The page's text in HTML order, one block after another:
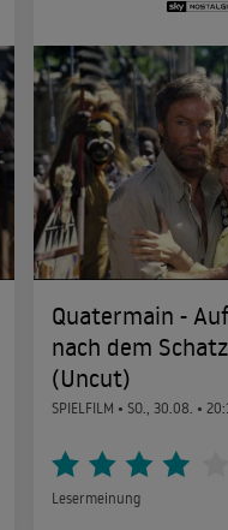
Quatermain -
nach dem
(Uncut)
SPIELFILM • SO., 30.08. •
Lesermeinung